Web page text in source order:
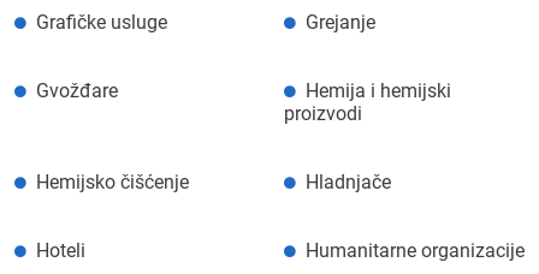
Grafičke usluge Grejanje
Gvožđare
Hemija i hemijski
proizvodi
Hemijsko čišćenje Hladnjače
Hoteli Humanitarne organizacije